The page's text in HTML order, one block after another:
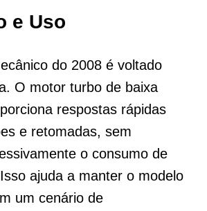
e Uso
do 2008 é voltado
O motor turbo de baixa
respostas rápidas
e retomadas, sem
o consumo de
ajuda a manter o modelo
um cenário de